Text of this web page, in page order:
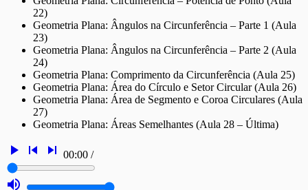
22)
Geometria Plana: Ângulos na Circunferência – Parte 1 (Aula
23)
Geometria Plana: Ângulos na Circunferência – Parte 2 (Aula
24)
Geometria Plana: Comprimento da Circunferência (Aula 25)
Geometria Plana: Área do Círculo e Setor Circular (Aula 26)
Geometria Plana: Área de Segmento e Coroa Circulares (Aula
27)
Geometria Plana: Áreas Semelhantes (Aula 28 – Última)
play_arrow skip_previous skip_next 00:00 /
volume_up